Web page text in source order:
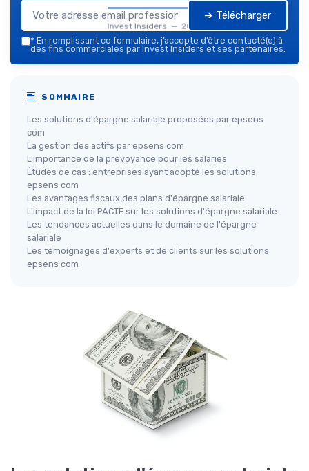
Invest Insiders — 2026
➔ Télécharger
* En remplissant ce formulaire, j’accepte d’être contacté(e) à
des fins commerciales par Invest Insiders et ses partenaires.
SOMMAIRE
Les solutions d'épargne salariale proposées par epsens
com
La gestion des actifs par epsens com
L'importance de la prévoyance pour les salariés
Études de cas : entreprises ayant adopté les solutions
epsens com
Les avantages fiscaux des plans d'épargne salariale
L'impact de la loi PACTE sur les solutions d'épargne salariale
Les tendances actuelles dans le domaine de l'épargne
salariale
Les témoignages d'experts et de clients sur les solutions
epsens com